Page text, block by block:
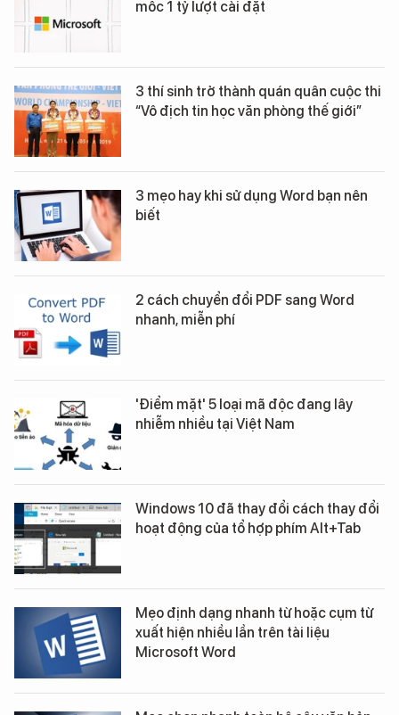
mốc 1 tỷ lượt cài đặt
3 thí sinh trở thành quán quân cuộc thi
“Vô địch tin học văn phòng thế giới”
3 mẹo hay khi sử dụng Word bạn nên
biết
2 cách chuyển đổi PDF sang Word
nhanh, miễn phí
'Điểm mặt' 5 loại mã độc đang lây
nhiễm nhiều tại Việt Nam
Windows 10 đã thay đổi cách thay đổi
hoạt động của tổ hợp phím Alt+Tab
Mẹo định dạng nhanh từ hoặc cụm từ
xuất hiện nhiều lần trên tài liệu
Microsoft Word